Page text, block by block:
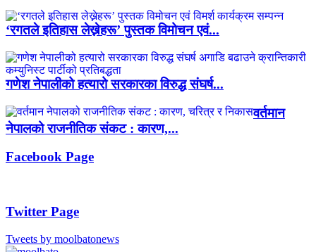
‘रगतले इतिहास लेख्नेहरू’ पुस्तक विमोचन एवं...
गणेश नेपालीको हत्यारो सरकारका विरुद्ध संघर्ष...
वर्तमान
नेपालको राजनीतिक संकट : कारण,...
Facebook Page
Twitter Page
Tweets by moolbatonews